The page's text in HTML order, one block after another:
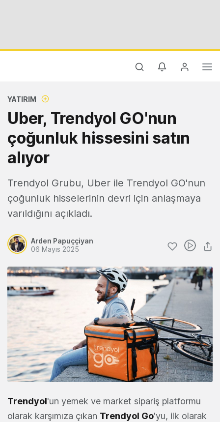
YATIRIM
Uber, Trendyol GO'nun
çoğunluk hissesini satın
alıyor
Trendyol Grubu, Uber ile Trendyol GO'nun
çoğunluk hisselerinin devri için anlaşmaya
varıldığını açıkladı.
Arden Papuççiyan
06 Mayıs 2025
Trendyol'un yemek ve market sipariş platformu
olarak karşımıza çıkan Trendyol Go'yu, ilk olarak